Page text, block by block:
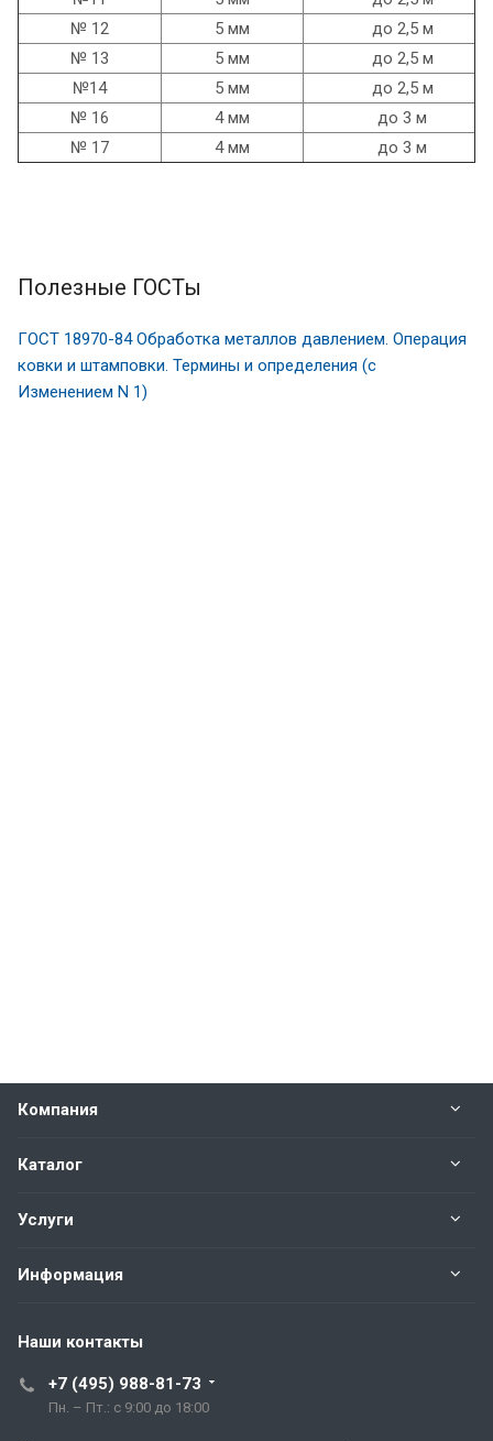
№ 12
5 мм
до 2,5 м
№ 13
5 мм
до 2,5 м
№14
5 мм
до 2,5 м
№ 16
4 мм
до 3 м
№ 17
4 мм до 3 м
Полезные ГОСТы
ГОСТ 18970-84 Обработка металлов давлением. Операция
ковки и штамповки. Термины и определения (с
Изменением N 1)
Компания
Каталог
Услуги
Информация
Наши контакты
+7 (495) 988-81-73
Пн. – Пт.: с 9:00 до 18:00